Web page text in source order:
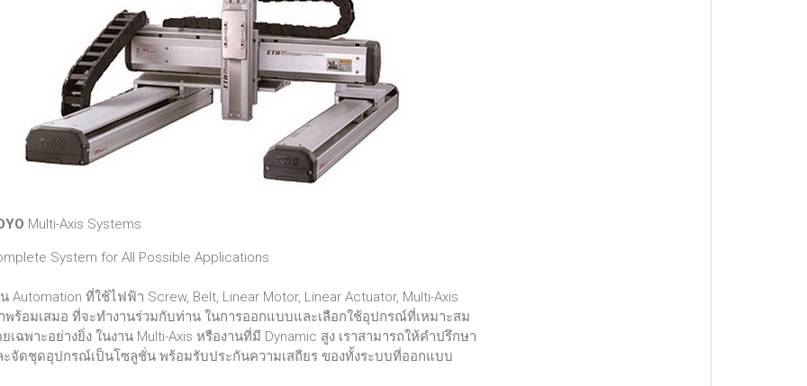
Multi-Axis Systems
System for All Possible Applications
Automation ที่ใช้ไฟฟ้า Screw, Belt, Linear Motor, Linear Actuator, Multi-Axis
าพร้อมเสมอ ที่จะทำงานร่วมกับท่าน ในการออกแบบและเลือกใช้อุปกรณ์ที่เหมาะสม
เฉพาะอย่างยิ่ง ในงาน Multi-Axis หรืองานที่มี Dynamic สูง เราสามารถให้คำปรึกษา
ะจัดชุดอุปกรณ์เป็นโซลูชั่น พร้อมรับประกันความเสถียร ของทั้งระบบที่ออกแบบ